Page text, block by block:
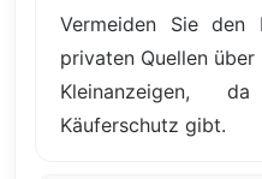
Vermeiden Sie den
privaten Quellen
Kleinanzeigen,
Käuferschutz gibt.